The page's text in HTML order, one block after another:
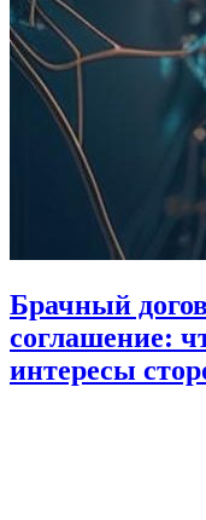
Брачный
соглашение:
интересы